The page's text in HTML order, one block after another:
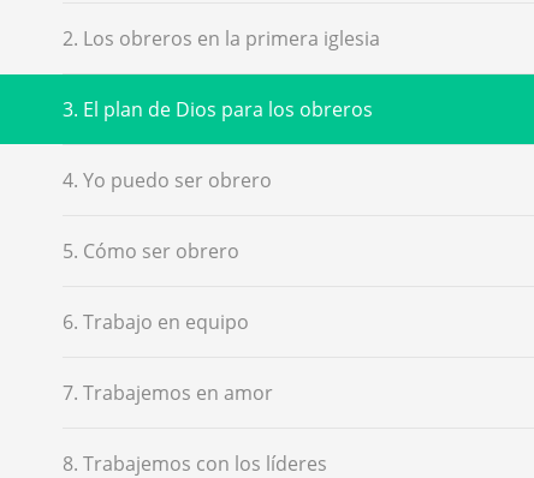
2. Los obreros en la primera iglesia
3. El plan de Dios para los obreros
4. Yo puedo ser obrero
5. Cómo ser obrero
6. Trabajo en equipo
7. Trabajemos en amor
8. Trabajemos con los líderes